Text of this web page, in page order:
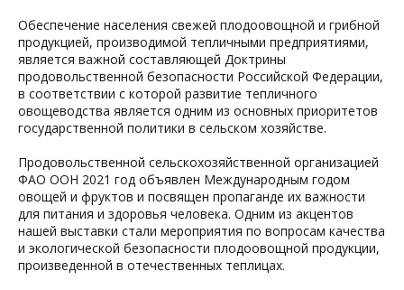
Обеспечение населения свежей плодоовощной и грибной
продукцией, производимой тепличными предприятиями,
является важной составляющей Доктрины
продовольственной безопасности Российской Федерации,
в соответствии с которой развитие тепличного
овощеводства является одним из основных приоритетов
государственной политики в сельском хозяйстве.
Продовольственной сельскохозяйственной организацией
ФАО ООН 2021 год объявлен Международным годом
овощей и фруктов и посвящен пропаганде их важности
для питания и здоровья человека. Одним из акцентов
нашей выставки стали мероприятия по вопросам качества
и экологической безопасности плодоовощной продукции,
произведенной в отечественных теплицах.